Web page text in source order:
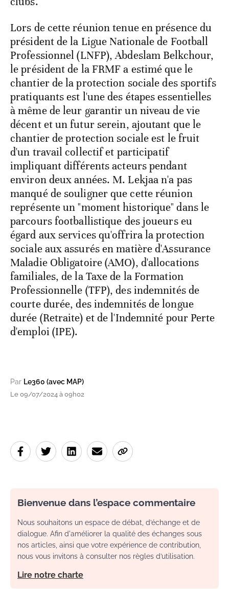
Lors de cette réunion tenue en présence du
président de la Ligue Nationale de Football
Professionnel (LNFP), Abdeslam Belkchour,
le président de la FRMF a estimé que le
chantier de la protection sociale des sportifs
pratiquants est l'une des étapes essentielles
à même de leur garantir un niveau de vie
décent et un futur serein, ajoutant que le
chantier de protection sociale est le fruit
d'un travail collectif et participatif
impliquant différents acteurs pendant
environ deux années. M. Lekjaa n'a pas
manqué de souligner que cette réunion
représente un "moment historique" dans le
parcours footballistique des joueurs eu
égard aux services qu'offrira la protection
sociale aux assurés en matière d'Assurance
Maladie Obligatoire (AMO), d'allocations
familiales, de la Taxe de la Formation
Professionnelle (TFP), des indemnités de
courte durée, des indemnités de longue
durée (Retraite) et de l'Indemnité pour Perte
d'emploi (IPE).
Par Le360 (avec MAP)
Le 09/07/2024 à 09h02
Bienvenue dans l’espace commentaire
Nous souhaitons un espace de débat, d’échange et de
dialogue. Afin d'améliorer la qualité des échanges sous
nos articles, ainsi que votre expérience de contribution,
nous vous invitons à consulter nos règles d’utilisation.
Lire notre charte